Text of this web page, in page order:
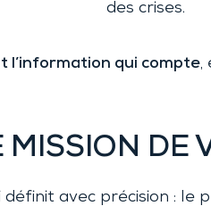
des crises.
l’information qui compte,
DE
définit avec précision : le